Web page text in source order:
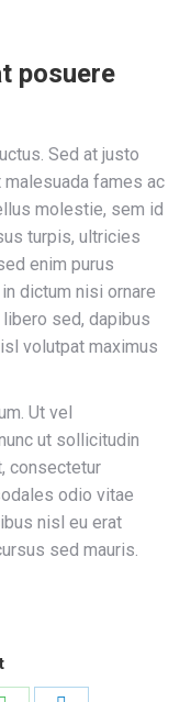
posuere
Sed at justo
fames ac
molestie, sem id
turpis, ultricies
enim purus
dictum nisi ornare
sed, dapibus
volutpat maximus
Ut vel
ut sollicitudin
consectetur
odio vitae
nisl eu erat
sed mauris.